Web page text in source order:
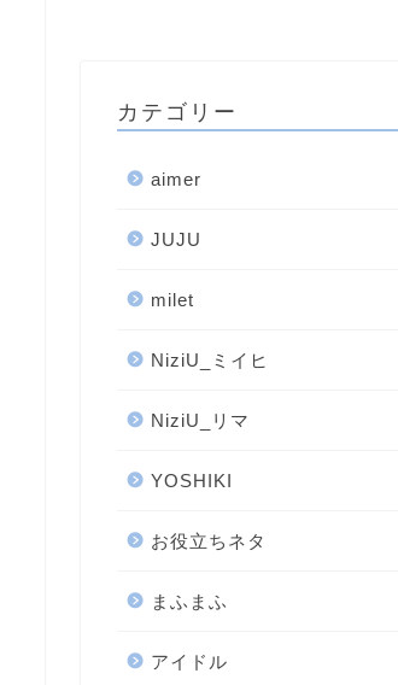
カテゴリー
aimer
JUJU
milet
NiziU_ミイヒ
NiziU_リマ
YOSHIKI
お役立ちネタ
まふまふ
アイドル